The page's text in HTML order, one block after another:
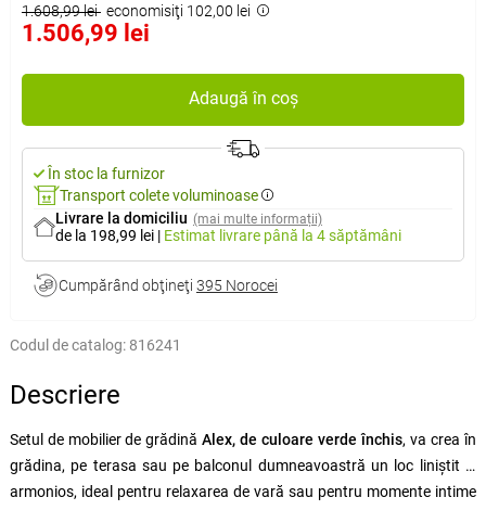
1.608,99 lei economisiţi 102,00 lei
1.506,99 lei
Adaugă în coș
În stoc la furnizor
Transport colete voluminoase
Livrare la domiciliu (mai multe informații)
de la 198,99 lei | Estimat livrare până la 4 săptămâni
Cumpărând obţineţi 395 Norocei
Codul de catalog: 816241
Descriere
Setul de mobilier de grădină Alex, de culoare verde închis, va crea în
grădina, pe terasa sau pe balconul dumneavoastră un loc liniștit și
armonios, ideal pentru relaxarea de vară sau pentru momente intime